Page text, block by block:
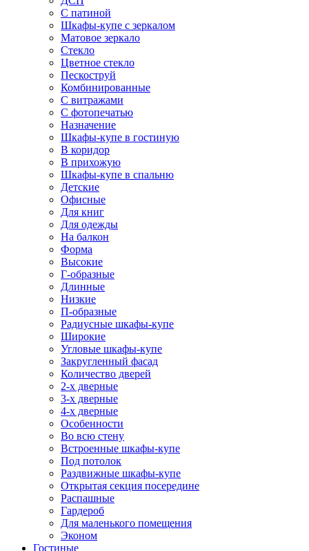
С патиной
Шкафы-купе с зеркалом
Матовое зеркало
Стекло
Цветное стекло
Пескоструй
Комбинированные
С витражами
С фотопечатью
Назначение
Шкафы-купе в гостиную
В коридор
В прихожую
Шкафы-купе в спальню
Детские
Офисные
Для книг
Для одежды
На балкон
Форма
Высокие
Г-образные
Длинные
Низкие
П-образные
Радиусные шкафы-купе
Широкие
Угловые шкафы-купе
Закругленный фасад
Количество дверей
2-х дверные
3-х дверные
4-х дверные
Особенности
Во всю стену
Встроенные шкафы-купе
Под потолок
Раздвижные шкафы-купе
Открытая секция посередине
Распашные
Гардероб
Для маленького помещения
Эконом
Гостиные